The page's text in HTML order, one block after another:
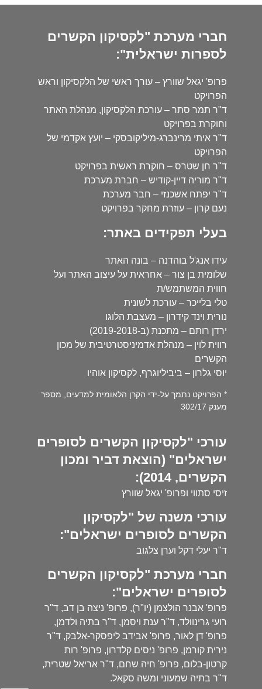
חברי מערכת "לקסיקון הקשרים
לספרות ישראלית":
פרופ' יגאל שוורץ – עורך ראשי של הלקסיקון וראש
הפרויקט
ד"ר תמר סתר – עורכת הלקסיקון, מנהלת האתר
וחוקרת בפרויקט
ד"ר איתי מרינברג-מיליקובסקי – יועץ אקדמי של
הפרויקט
ד"ר חן שטרס – חוקרת ראשית בפרויקט
ד"ר מוריה דיין-קודיש – חברת מערכת
ד"ר יפתח אשכנזי – חבר מערכת
נעם קרון – עוזרת מחקר בפרויקט
בעלי תפקידים באתר:
עידו אנג'ל בוהדנה – בונה האתר
שלומית בן צור – אחראית על עיצוב האתר ועל
חווית המשתמש/ת
טלי בלייכר – עורכת לשונית
נורית וינד קידרון – מעצבת הלוגו
ירדן רותם – מתכנת (ב-2019-2018)
רווית לוין – מנהלת אדמיניסטרטיבית של מכון
הקשרים
יוסי גלרון – ביביליוגרף, לקסיקון אוהיו
* הפרויקט נתמך על-ידי הקרן הלאומית למדעים, מספר
מענק 302/17
עורכי "לקסיקון הקשרים לסופרים
ישראלים" (הוצאת דביר ומכון
הקשרים, 2014):
זיסי סתווי ופרופ' יגאל שוורץ
עורכי משנה של "לקסיקון
הקשרים לסופרים ישראלים":
ד"ר יעלי דקל וערן צלגוב
חברי מערכת "לקסיקון הקשרים
לסופרים ישראלים":
פרופ' אבנר הולצמן (יו"ר), פרופ' ניצה בן דב, ד"ר
רועי גרינוולד, ד"ר ענת ויסמן, ד"ר בתיה ולדמן,
פרופ' דן לאור, פרופ' אבידב ליפסקר-אלבק, ד"ר
נירית קורמן, פרופ' ניסים קלדרון, פרופ' רות
קרטון-בלום, פרופ' חיה שחם, ד"ר אריאל שטרית,
ד"ר בתיה שמעוני ומשה סקאל.